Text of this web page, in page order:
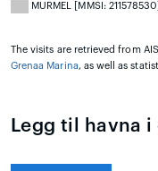
MURMEL [MMSI: 211578530]
The visits are retrieved from
Grenaa Marina, as well as
Legg til havna i